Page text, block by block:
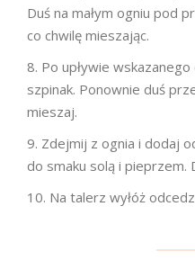
Duś na małym ogniu pod
co chwilę mieszając.
Po upływie
szpinak. Ponownie duś
mieszaj.
Zdejmij z ognia i dodaj
do smaku solą i pieprzem.
Na talerz wyłóż